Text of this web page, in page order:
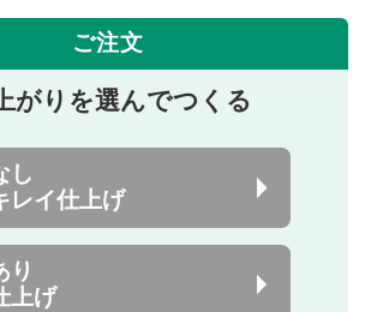
ご注文
がりを選んでつくる
し
レイ仕上げ
り
上げ